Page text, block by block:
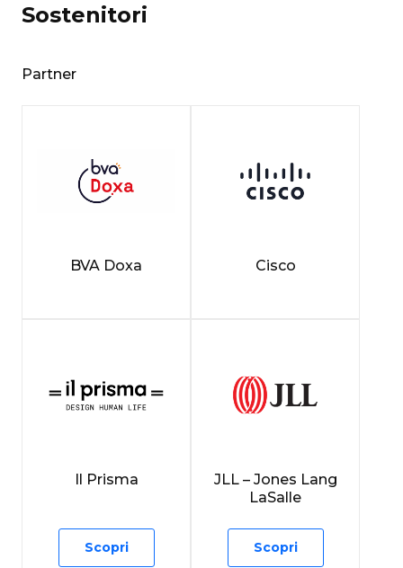
Sostenitori
Partner
BVA Doxa Cisco
Il Prisma
Scopri
JLL – Jones Lang
LaSalle
Scopri